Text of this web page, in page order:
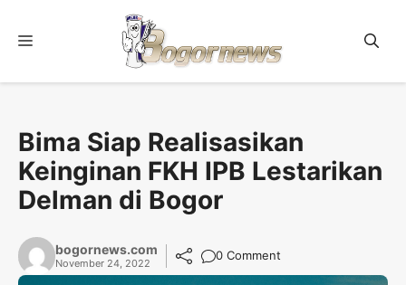
Menu
Bima Siap Realisasikan
Keinginan FKH IPB Lestarikan
Delman di Bogor
bogornews.com
November 24, 2022
0 Comment